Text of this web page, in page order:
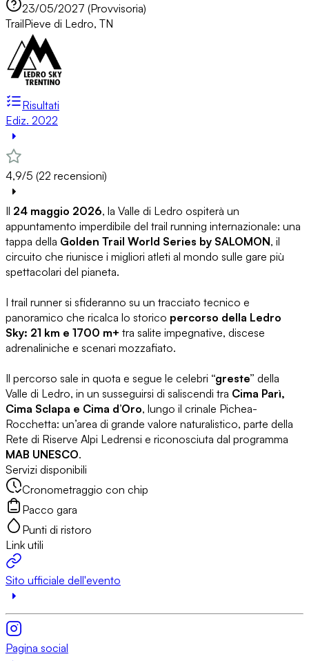
23/05/2027 (Provvisoria)
TrailPieve di Ledro, TN
Risultati
Ediz. 2022
4,9/5 (22 recensioni)
Il 24 maggio 2026, la Valle di Ledro ospiterà un
appuntamento imperdibile del trail running internazionale: una
tappa della Golden Trail World Series by SALOMON, il
circuito che riunisce i migliori atleti al mondo sulle gare più
spettacolari del pianeta.
I trail runner si sfideranno su un tracciato tecnico e
panoramico che ricalca lo storico percorso della Ledro
Sky: 21 km e 1700 m+ tra salite impegnative, discese
adrenaliniche e scenari mozzafiato.
Il percorso sale in quota e segue le celebri “greste” della
Valle di Ledro, in un susseguirsi di saliscendi tra Cima Parì,
Cima Sclapa e Cima d’Oro, lungo il crinale Pichea-
Rocchetta: un’area di grande valore naturalistico, parte della
Rete di Riserve Alpi Ledrensi e riconosciuta dal programma
MAB UNESCO.
Servizi disponibili
Cronometraggio con chip
Pacco gara
Punti di ristoro
Link utili
Sito ufficiale dell'evento
Pagina social